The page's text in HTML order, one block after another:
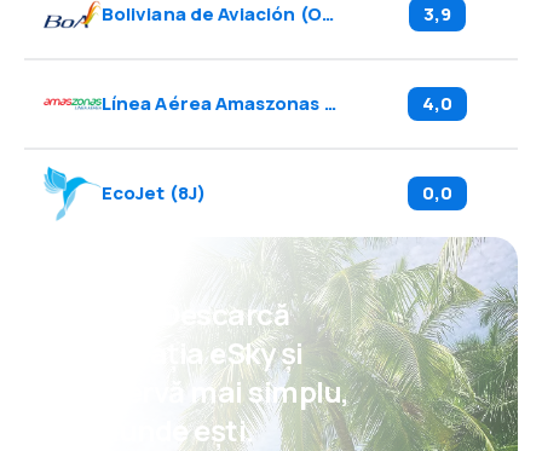
Boliviana de Aviación (OB ) 3,9
Línea Aérea Amaszonas Z8 4,0
EcoJet (8J) 0,0
Psst! Descarcă
aplicația eSky și
rezervă mai simplu,
oriunde ești.